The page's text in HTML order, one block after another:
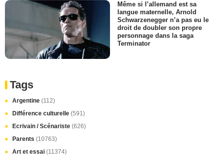
Même si l’allemand est sa
langue maternelle, Arnold
Schwarzenegger n’a pas eu le
droit de doubler son propre
personnage dans la saga
Terminator
Tags
Argentine (112)
Différence culturelle (591)
Ecrivain / Scénariste (626)
Parents (10763)
Art et essai (11374)